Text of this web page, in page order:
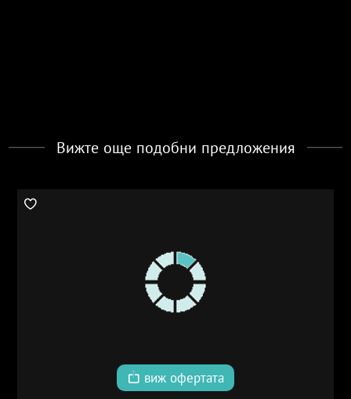
Вижте още подобни предложения
виж офертата